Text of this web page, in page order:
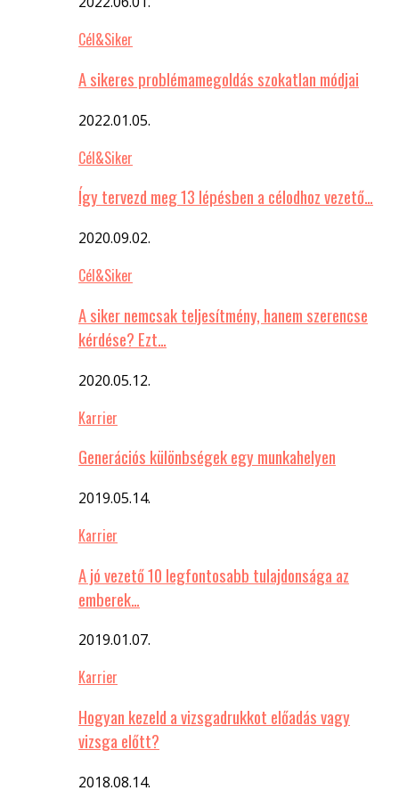
Cél&Siker
A sikeres problémamegoldás szokatlan módjai
2022.01.05.
Cél&Siker
Így tervezd meg 13 lépésben a célodhoz vezető…
2020.09.02.
Cél&Siker
A siker nemcsak teljesítmény, hanem szerencse
kérdése? Ezt…
2020.05.12.
Karrier
Generációs különbségek egy munkahelyen
2019.05.14.
Karrier
A jó vezető 10 legfontosabb tulajdonsága az
emberek…
2019.01.07.
Karrier
Hogyan kezeld a vizsgadrukkot előadás vagy
vizsga előtt?
2018.08.14.